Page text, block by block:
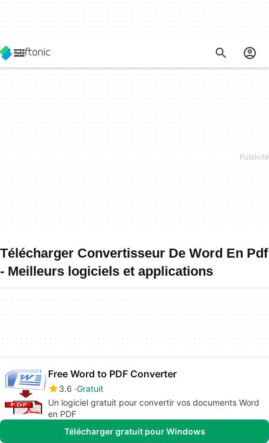
Télécharger Convertisseur De Word En Pdf
- Meilleurs logiciels et applications
Free Word to PDF Converter
3.6 Gratuit
Un logiciel gratuit pour convertir vos documents Word
en PDF
Télécharger gratuit pour Windows